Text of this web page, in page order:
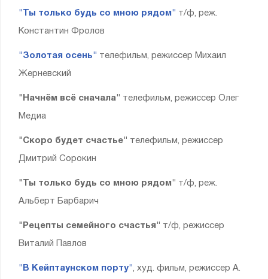
"Ты только будь со мною рядом" т/ф, реж.
Константин Фролов
"Золотая осень" телефильм, режиссер Михаил
Жерневский
" Начнём всё сначала" телефильм, режиссер Олег
Медиа
" Скоро будет счастье" телефильм, режиссер
Дмитрий Сорокин
" Ты только будь со мною рядом" т/ф, реж.
Альберт Барбарич
" Рецепты семейного счастья" т/ф, режиссер
Виталий Павлов
"В Кейптаунском порту", худ. фильм, режиссер А.